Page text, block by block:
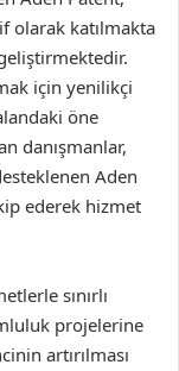
olarak katılmakta
için yenilikçi
öne
danışmanlar,
Aden
ederek hizmet
sınırlı
projelerine
artırılması